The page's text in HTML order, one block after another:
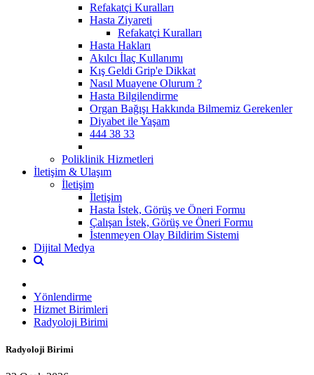
Refakatçi Kuralları
Hasta Ziyareti
Refakatçi Kuralları
Hasta Hakları
Akılcı İlaç Kullanımı
Kış Geldi Grip'e Dikkat
Nasıl Muayene Olurum ?
Hasta Bilgilendirme
Organ Bağışı Hakkında Bilmemiz Gerekenler
Diyabet ile Yaşam
444 38 33
Poliklinik Hizmetleri
İletişim & Ulaşım
İletişim
İletişim
Hasta İstek, Görüş ve Öneri Formu
Çalışan İstek, Görüş ve Öneri Formu
İstenmeyen Olay Bildirim Sistemi
Dijital Medya
Yönlendirme
Hizmet Birimleri
Radyoloji Birimi
Radyoloji Birimi